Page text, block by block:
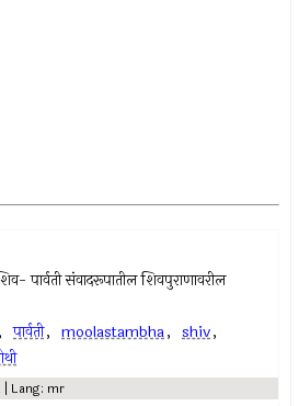
पार्वती संवादरूपातील शिवपुराणावरील
, पार्वती, moolastambha, shiv,
| Lang: mr